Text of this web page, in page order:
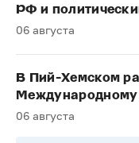
РФ и
06 августа
В Пий-Хемском
06 августа